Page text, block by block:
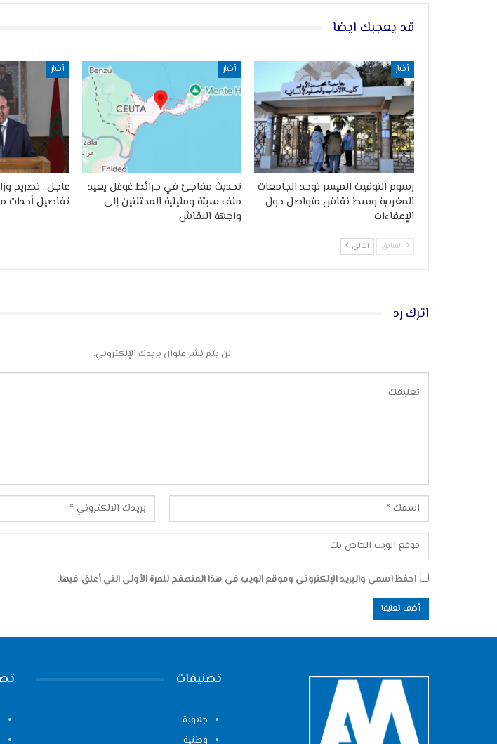
قد يعجبك ايضا
أخبار
رسوم التوقيت الميسر توحد الجامعات
المغربية وسط نقاش متواصل حول
الإعفاءات
أخبار
تحديث مفاجئ في خرائط غوغل يعيد
ملف سبتة ومليلية المحتلتين إلى
واجهة النقاش
أخبار
عاجل.. تصريح
تفاصيل أحداث
السابق التالي
اترك رد
لن يتم نشر عنوان بريدك الإلكتروني.
احفظ اسمي والبريد الإلكتروني وموقع الويب في هذا المتصفح للمرة الأولى التي أعلق فيها.
تصنيفات
جهوية
وطنية